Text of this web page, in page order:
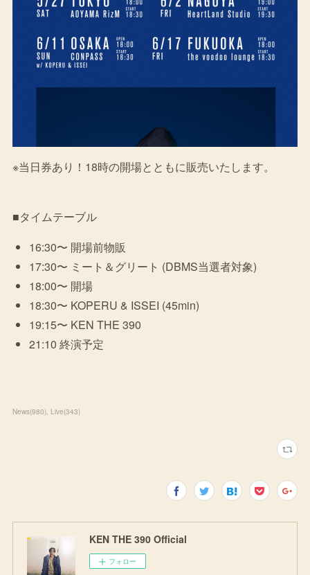
※当日券あり！18時の開場とともに販売いたします。
■タイムテーブル
16:30〜 開場前物販
17:30〜 ミート＆グリート (DBMS当選者対象)
18:00〜 開場
18:30〜 KOPERU & ISSEI (45min)
19:15〜 KEN THE 390
21:10 終演予定
News(980) Live(343)
KEN THE 390 Official
フォロー